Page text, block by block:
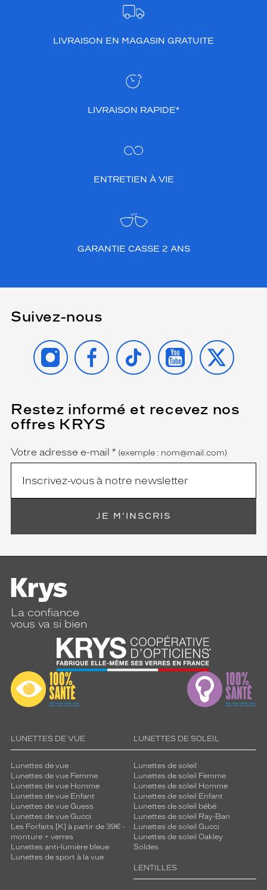
LIVRAISON EN MAGASIN GRATUITE
LIVRAISON RAPIDE*
ENTRETIEN À VIE
GARANTIE CASSE 2 ANS
Suivez-nous
INSTAGRAMFACEBOOK
TIKTOK YOUTUBE
X
Restez informé et recevez nos
offres KRYS
Name
Votre adresse e-mail *
(Ce
champ
est
(exemple : nom@mail.com)
JE M'INSCRIS
La confiance
vous va si bien
LUNETTES DE VUE
Lunettes de vue
Lunettes de vue Femme
Lunettes de vue Homme
Lunettes de vue Enfant
Lunettes de vue Guess
Lunettes de vue Gucci
Les Forfaits [K] à partir de 39€ -
monture + verres
Lunettes anti-lumière bleue
Lunettes de sport à la vue
LUNETTES DE SOLEIL
Lunettes de soleil
Lunettes de soleil Femme
Lunettes de soleil Homme
Lunettes de soleil Enfant
Lunettes de soleil bébé
Lunettes de soleil Ray-Ban
Lunettes de soleil Gucci
Lunettes de soleil Oakley
Soldes
LENTILLES